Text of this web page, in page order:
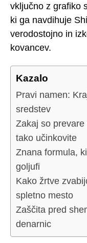
vključno z grafiko
ki ga navdihuje
verodostojno in
kovancev.
Kazalo
Pravi namen:
sredstev
Zakaj so
tako učinkovite
Znana formula,
goljufi
Kako žrtve
spletno mesto
Zaščita pred
denarnic